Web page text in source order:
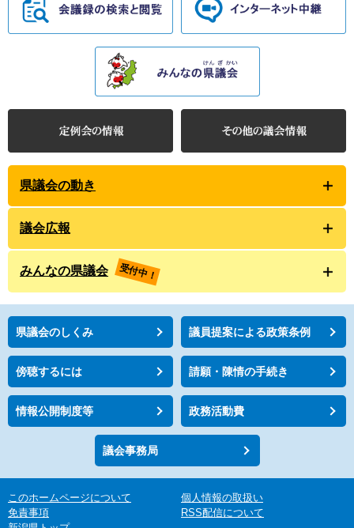
県議会の動き
議会広報
みんなの県議会 受付中！
県議会のしくみ 議員提案による政策条例
傍聴するには 請願・陳情の手続き
情報公開制度等 政務活動費
議会事務局
このホームページについて
個人情報の取扱い
免責事項
RSS配信について